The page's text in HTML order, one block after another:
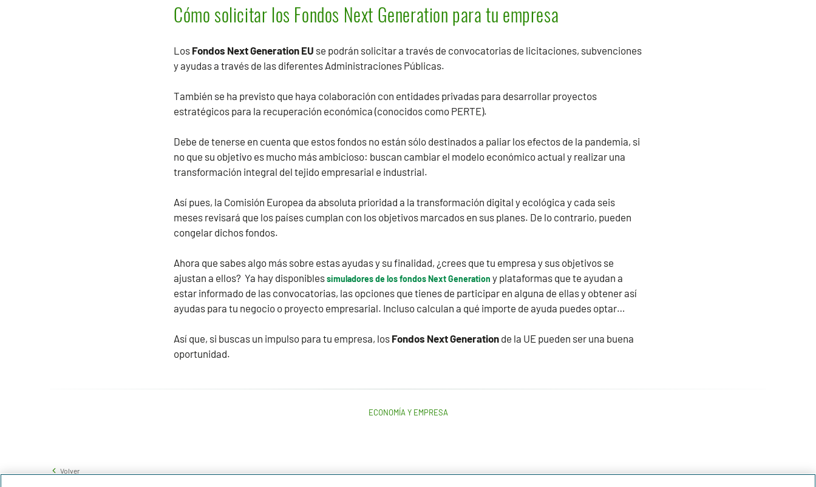
Cómo solicitar los Fondos Next Generation para tu empresa
Los Fondos Next Generation EU se podrán solicitar a través de convocatorias de licitaciones, subvenciones
y ayudas a través de las diferentes Administraciones Públicas.
También se ha previsto que haya colaboración con entidades privadas para desarrollar proyectos
estratégicos para la recuperación económica (conocidos como PERTE).
Debe de tenerse en cuenta que estos fondos no están sólo destinados a paliar los efectos de la pandemia, si
no que su objetivo es mucho más ambicioso: buscan cambiar el modelo económico actual y realizar una
transformación integral del tejido empresarial e industrial.
Así pues, la Comisión Europea da absoluta prioridad a la transformación digital y ecológica y cada seis
meses revisará que los países cumplan con los objetivos marcados en sus planes. De lo contrario, pueden
congelar dichos fondos.
Ahora que sabes algo más sobre estas ayudas y su finalidad, ¿crees que tu empresa y sus objetivos se
ajustan a ellos? Ya hay disponiblessimuladores de los fondos Next Generation y plataformas que te ayudan a
estar informado de las convocatorias, las opciones que tienes de participar en alguna de ellas y obtener así
ayudas para tu negocio o proyecto empresarial. Incluso calculan a qué importe de ayuda puedes optar…
Así que, si buscas un impulso para tu empresa, los Fondos Next Generation de la UE pueden ser una buena
oportunidad.
ECONOMÍA Y EMPRESA
Volver